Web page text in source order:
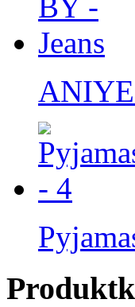
ANIYE